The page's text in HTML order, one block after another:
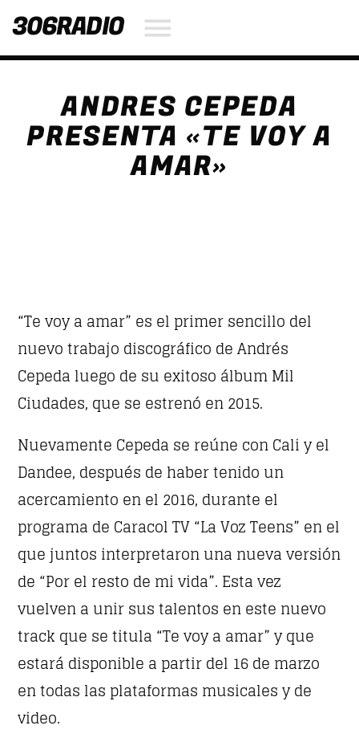
306RADIO
SEARCH IN THE WEBSITE:
SHARE THIS PAGE ON:
Pinterest
Whatsapp
NOW ON AIR
CLÁSICOS DEL ROCK EN ESPAÑOL
When the night falls women get naughty! Discover
the secret techniquesto conquer your man.
Discover More
UPCOMING SHOWS
ANDRES CEPEDA
PRESENTA «TE VOY A
AMAR»
“Te voy a amar” es el primer sencillo del
nuevo trabajo discográfico de Andrés
Cepeda luego de su exitoso álbum Mil
Ciudades, que se estrenó en 2015.
Nuevamente Cepeda se reúne con Cali y el
Dandee, después de haber tenido un
acercamiento en el 2016, durante el
programa de Caracol TV “La Voz Teens” en el
que juntos interpretaron una nueva versión
de “Por el resto de mi vida”. Esta vez
vuelven a unir sus talentos en este nuevo
track que se titula “Te voy a amar” y que
estará disponible a partir del 16 de marzo
en todas las plataformas musicales y de
video.